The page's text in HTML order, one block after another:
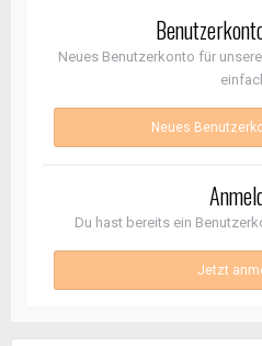
Neues Benutzerkonto für
Neues
Du hast bereits ein
Jetzt